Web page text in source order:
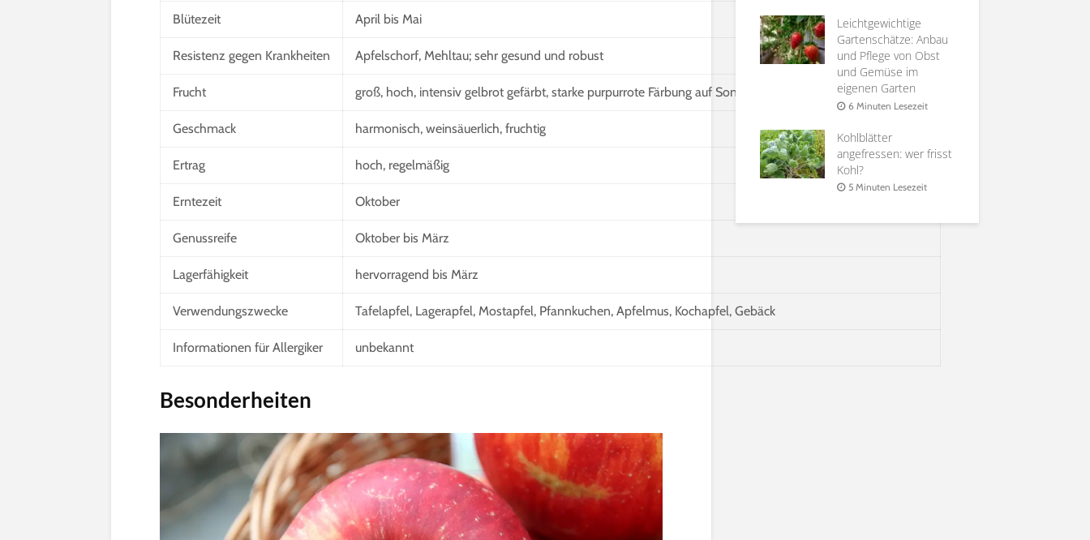
Blütezeit April bis Mai
Resistenz gegen Krankheiten Apfelschorf, Mehltau; sehr gesund und robust
Frucht groß, hoch, intensiv gelbrot gefärbt, starke purpurrote Färbung auf Sonnenseite, festes Fruchtfleisch, saftig
Geschmack harmonisch, weinsäuerlich, fruchtig
Ertrag hoch, regelmäßig
Erntezeit Oktober
Genussreife Oktober bis März
Lagerfähigkeit hervorragend bis März
Verwendungszwecke Tafelapfel, Lagerapfel, Mostapfel, Pfannkuchen, Apfelmus, Kochapfel, Gebäck
Informationen für Allergiker unbekannt
Besonderheiten
Sirup, Gelee & Co. | 6
Möglichkeiten der
Verwendung
6 Minuten Lesezeit
Sprossen für Salat |
12 geeignete Sorten
Leichtgewichtige
Gartenschätze: Anbau
und Pflege von Obst
und Gemüse im
eigenen Garten
6 Minuten Lesezeit
Kohlblätter
angefressen: wer frisst
Kohl?
5 Minuten Lesezeit